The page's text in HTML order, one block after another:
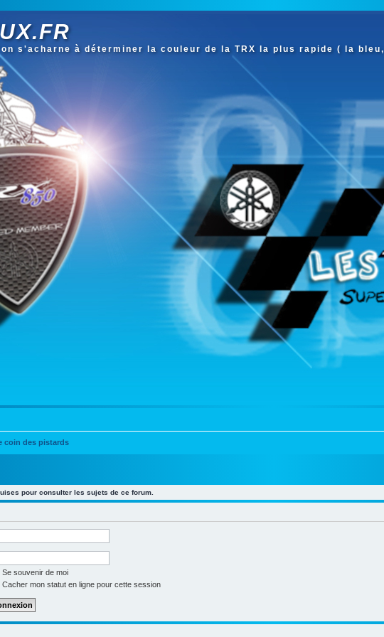
s'acharne à déterminer la couleur de la TRX la plus rapide ( la bleu,
coin des pistards
pour consulter les sujets de ce forum.
Se souvenir de moi
Cacher mon statut en ligne pour cette session